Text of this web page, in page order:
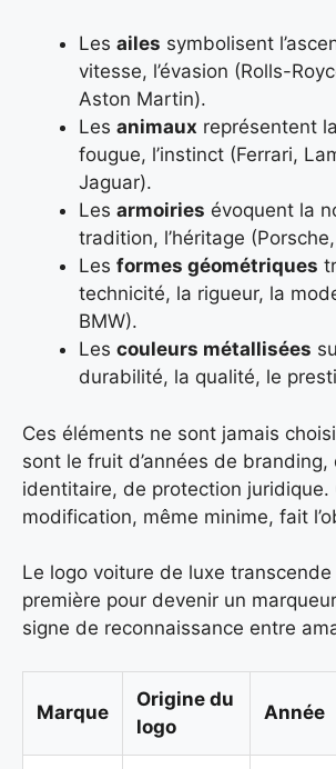
Les ailes symbolisent
vitesse, l’évasion (Rolls-
Aston Martin).
Les animaux représentent
fougue, l’instinct (Ferrari,
Jaguar).
Les armoiries évoquent la
tradition, l’héritage
Les formes géométriques
technicité, la rigueur, la
BMW).
Les couleurs métallisées
durabilité, la qualité, le
Ces éléments ne sont jamais
sont le fruit d’années de branding,
identitaire, de protection juridique.
modification, même minime, fait
Le logo voiture de luxe
première pour devenir un
signe de reconnaissance entre
Marque
Origine du
logo
Année